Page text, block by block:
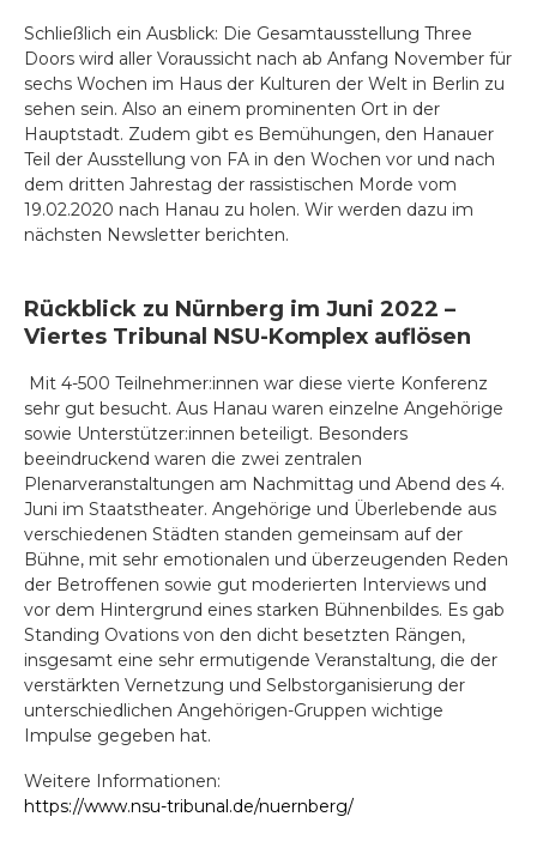
Schließlich ein Ausblick: Die Gesamtausstellung Three
Doors wird aller Voraussicht nach ab Anfang November für
sechs Wochen im Haus der Kulturen der Welt in Berlin zu
sehen sein. Also an einem prominenten Ort in der
Hauptstadt. Zudem gibt es Bemühungen, den Hanauer
Teil der Ausstellung von FA in den Wochen vor und nach
dem dritten Jahrestag der rassistischen Morde vom
19.02.2020 nach Hanau zu holen. Wir werden dazu im
nächsten Newsletter berichten.
Rückblick zu Nürnberg im Juni 2022 –
Viertes Tribunal NSU-Komplex auflösen
Mit 4-500 Teilnehmer:innen war diese vierte Konferenz
sehr gut besucht. Aus Hanau waren einzelne Angehörige
sowie Unterstützer:innen beteiligt. Besonders
beeindruckend waren die zwei zentralen
Plenarveranstaltungen am Nachmittag und Abend des 4.
Juni im Staatstheater. Angehörige und Überlebende aus
verschiedenen Städten standen gemeinsam auf der
Bühne, mit sehr emotionalen und überzeugenden Reden
der Betroffenen sowie gut moderierten Interviews und
vor dem Hintergrund eines starken Bühnenbildes. Es gab
Standing Ovations von den dicht besetzten Rängen,
insgesamt eine sehr ermutigende Veranstaltung, die der
verstärkten Vernetzung und Selbstorganisierung der
unterschiedlichen Angehörigen-Gruppen wichtige
Impulse gegeben hat.
Weitere Informationen:
https://www.nsu-tribunal.de/nuernberg/